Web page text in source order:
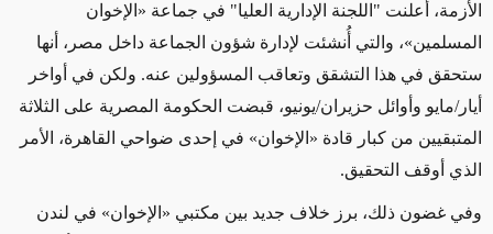
الأزمة، أعلنت "اللجنة الإدارية العليا" في جماعة «الإخوان
المسلمين»، والتي أُنشئت لإدارة شؤون الجماعة داخل مصر، أنها
ستحقق في هذا التشقق وتعاقب المسؤولين عنه. ولكن في أواخر
أيار/مايو وأوائل حزيران/يونيو، قبضت الحكومة المصرية على الثلاثة
المتبقيين من كبار قادة «الإخوان» في إحدى ضواحي القاهرة، الأمر
الذي أوقف التحقيق.
وفي غضون ذلك، برز خلاف جديد بين مكتبي «الإخوان» في لندن